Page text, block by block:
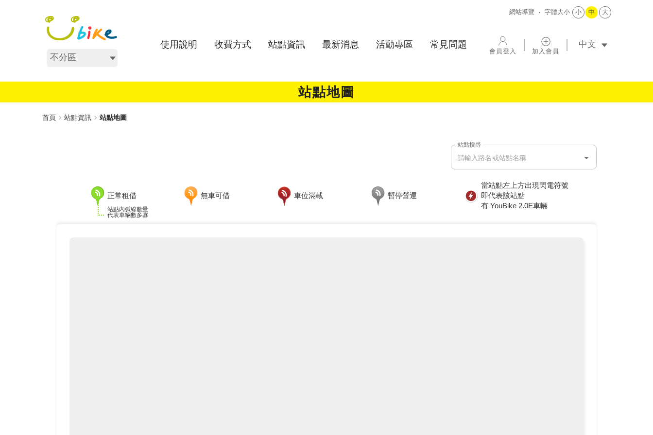
不分區
網站導覽 字體大小 小 中 大
使用說明 收費方式 站點資訊 最新消息 活動專區 常見問題 會員登入 加入會員
站點地圖
首頁 站點資訊 站點地圖
站點搜尋
站點搜尋
正常租借 無車可借 車位滿載 暫停營運
當站點左上方出現閃電符號
即代表該站點
有 YouBike 2.0E車輛